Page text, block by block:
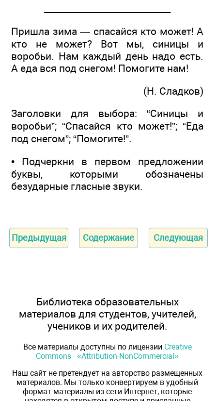
______________­_______________
Пришла зима — спасайся кто может! А
кто не может? Вот мы, синицы и
воробьи. Нам каждый день надо есть.
А еда вся под снегом! Помогите нам!
(Н. Сладков)
Заголовки для выбора: “Синицы и
воробьи”; “Спасайся кто может!”; “Еда
под снегом”; “Помогите!”.
• Подчеркни в первом предложении
буквы, которыми обозначены
безударные гласные звуки.
Предыдущая Содержание Следующая
Библиотека образовательных
материалов для студентов, учителей,
учеников и их родителей.
Все материалы доступны по лицензии Creative
Commons - «Attribution-NonCommercial»
Наш сайт не претендует на авторство размещенных
материалов. Мы только конвертируем в удобный
формат материалы из сети Интернет, которые